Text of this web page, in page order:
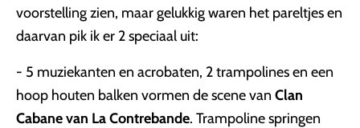
voorstelling zien, maar gelukkig waren het pareltjes en
daarvan pik ik er 2 speciaal uit:
- 5 muziekanten en acrobaten, 2 trampolines en een
hoop houten balken vormen de scene van Clan
Cabane van La Contrebande. Trampoline springen